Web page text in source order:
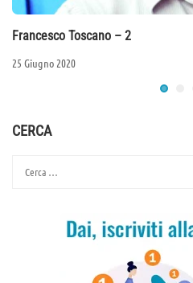
Francesco Toscano – 2
25 Giugno 2020
CERCA